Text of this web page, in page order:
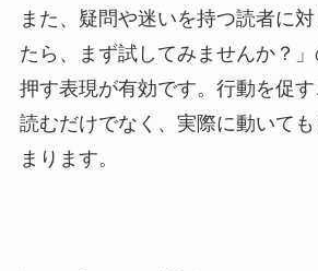
また、疑問や迷いを持つ読者に
たら、まず試してみませんか？
押す表現が有効です。行動を促
読むだけでなく、実際に動いて
まります。